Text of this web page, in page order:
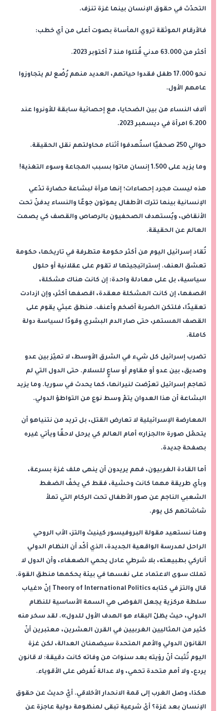
التحدّث في حقوق الإنسان بينما غزة تنزف.
فالأرقام الموثقة تروي المأساة بصوت أعلى من أي خطب:
أكثر من 63.000 مدني قُتلوا منذ 7 أكتوبر 2023.
نحو 17.000 طفل فقدوا حياتهم، العديد منهم رُضّع لم يتجاوزوا
عامهم الأول.
آلاف النساء من بين الضحايا، مع إحصائية سابقة للأونروا عند
6.200 امرأة في ديسمبر 2023.
حوالي 250 صحفيًا استُهدفوا أثناء محاولتهم نقل الحقيقة.
وما يزيد على 1.500 إنسان ماتوا بسبب المجاعة وسوء التغذية!
هذه ليست مجرد إحصاءات؛ إنها مرآة لبشاعة حضارة تدّعي
الإنسانية بينما تترك الأطفال يموتون جوعًا والنساء يدفنّ تحت
الأنقاض، ويُستهدف الصحفيون بالرصاص والقصف كي يصمت
العالم عن الحقيقة.
تُقاد إسرائيل اليوم من أكثر حكومة متطرفة في تاريخها، حكومة
تعشق العنف. إستراتيجيتها لا تقوم على عقلانية أو حلول
سياسية، بل على معادلة واحدة: إن كانت هناك مشكلة،
اقصفها، إن كانت المشكلة معقدة، اقصفها أكثر، وإن ازدادت
تعقيدًا، فلتكن الضربة أضخم وأعنف. منطق عبثي يقوم على
القصف المستمر، حتى صار الدم البشري وقودًا لسياسة دولة
كاملة.
تضرب إسرائيل كل شيء في الشرق الأوسط، لا تميّز بين عدو
وصديق، بين عدو أو مقاوم أو ساعٍ للسلام. حتى الدول التي لم
تهاجم إسرائيل تعرّضت لنيرانها، كما يحدث في سوريا. وما يزيد
البشاعة أن هذا العدوان يتمّ وسط نوع من التواطؤ الدولي.
المعارضة الإسرائيلية لا تعارض القتل، بل تريد من نتنياهو أن
يتحمّل صورة «الجزار» أمام العالم كي يرحل لاحقًا ويأتي غيره
بصفحة جديدة.
أما القادة الغربيون، فهم يريدون أن ينهى ملف غزة بسرعة،
وبأي طريقة مهما كانت وحشية، فقط كي يخفّ الضغط
الشعبي الناجم عن صور الأطفال تحت الركام التي تملأ
شاشاتهم كل يوم.
وهنا نستعيد مقولة البروفيسور كينيث والتز، الأب الروحي
الراحل لمدرسة الواقعية الجديدة، الذي أكّد أن النظام الدولي
أناركي بطبيعته، بلا شرطي عادل يحمي الضعفاء، وأن الدول لا
تملك سوى الاعتماد على نفسها في بيئة يحكمها منطق القوة.
قال والتز في كتابه Theory of International Politics إنّ «غياب
سلطة مركزية يجعل الفوضى هي السمة الأساسية للنظام
الدولي، حيث يظلّ البقاء هو الهدف الأول للدول». لقد سخر منه
كثير من المثاليين الغربيين في القرن العشرين، معتبرين أنّ
القانون الدولي والأمم المتحدة سيضمنان العدالة، لكن غزة
اليوم تُثبت أنّ رؤيته بعد سنوات من وفاته كانت دقيقة: لا قانون
يردع، ولا أمم متحدة تحمي، ولا عدالة تُفرض على الأقوياء.
هكذا، وصل الغرب إلى قمة الانحدار الأخلاقي. أيّ حديث عن حقوق
الإنسان بعد غزة؟ أيّ شرعية تبقى لمنظومة دولية عاجزة عن